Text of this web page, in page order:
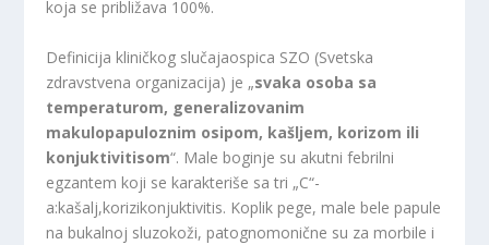
koja se približava 100%.
Definicija kliničkog slučajaospica SZO (Svetska
zdravstvena organizacija) je „svaka osoba sa
temperaturom, generalizovanim
makulopapuloznim osipom, kašljem, korizom ili
konjuktivitisom“. Male boginje su akutni febrilni
egzantem koji se karakteriše sa tri „C“-
a:kašalj,korizikonjuktivitis. Koplik pege, male bele papule
na bukalnoj sluzokoži, patognomonične su za morbile i